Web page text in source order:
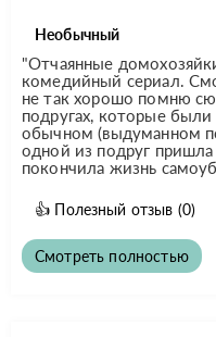
Необычный
"Отчаянные
комедийный сериал.
не так хорошо помню
подругах, которые
обычном (выдуманном
одной из подруг
покончила жизнь
👍 Полезный отзыв (0)
Смотреть полностью